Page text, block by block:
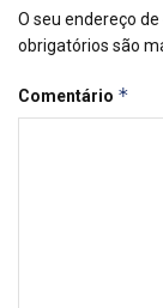
O seu endereço
obrigatórios são
Comentário *